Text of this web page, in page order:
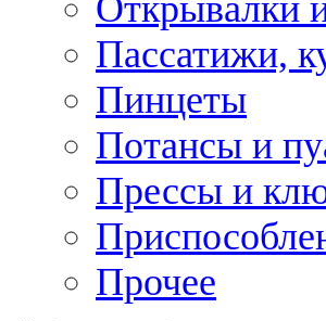
Пассатижи,
Пинцеты
Потансы и
Прессы и
Прочее